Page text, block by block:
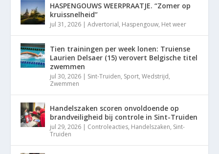
HASPENGOUWS WEERPRAATJE. “Zomer op
kruissnelheid”
jul 31, 2026 |Advertorial, Haspengouw, Het weer
Tien trainingen per week lonen: Truiense
Laurien Delsaer (15) verovert Belgische titel
zwemmen
jul 30, 2026 | Sint-Truiden, Sport,Wedstrijd,
Zwemmen
Handelszaken scoren onvoldoende op
brandveiligheid bij controle in Sint-Truiden
jul 29, 2026 | Controleacties, Handelszaken, Sint-
Truiden